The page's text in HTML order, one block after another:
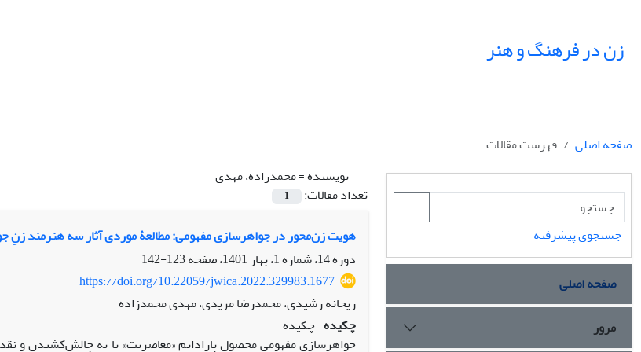
زن در فرهنگ و هنر
صفحه اصلی
فهرست مقالات
نویسنده =محمدزاده، مهدی
تعداد مقالات:
1
هویت زن‌محور در جواهرسازی مفهومی: مطالعۀ موردی آثار سه هنرمند زنِ
دوره 14، شماره 1، بهار 1401، صفحه
123-142
https://doi.org/10.22059/jwica.2022.329983.1677
ریحانه رشیدی، محمدرضا مریدی، مهدی محمدزاده
چکیده چکیده
جواهرسازی مفهومی محصول پارادایم «معاصریت» با به چالش‌‌کشیدن و
جستجوی پیشرفته
صفحه اصلی
مرور